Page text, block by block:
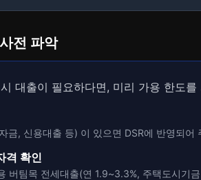
전 파악
대출이 필요하다면, 미리 가용 한도를
금, 신용대출 등) 이 있으면 DSR에 반영되어
격 확인
버팀목 전세대출(연 1.9~3.3%, 주택도시기